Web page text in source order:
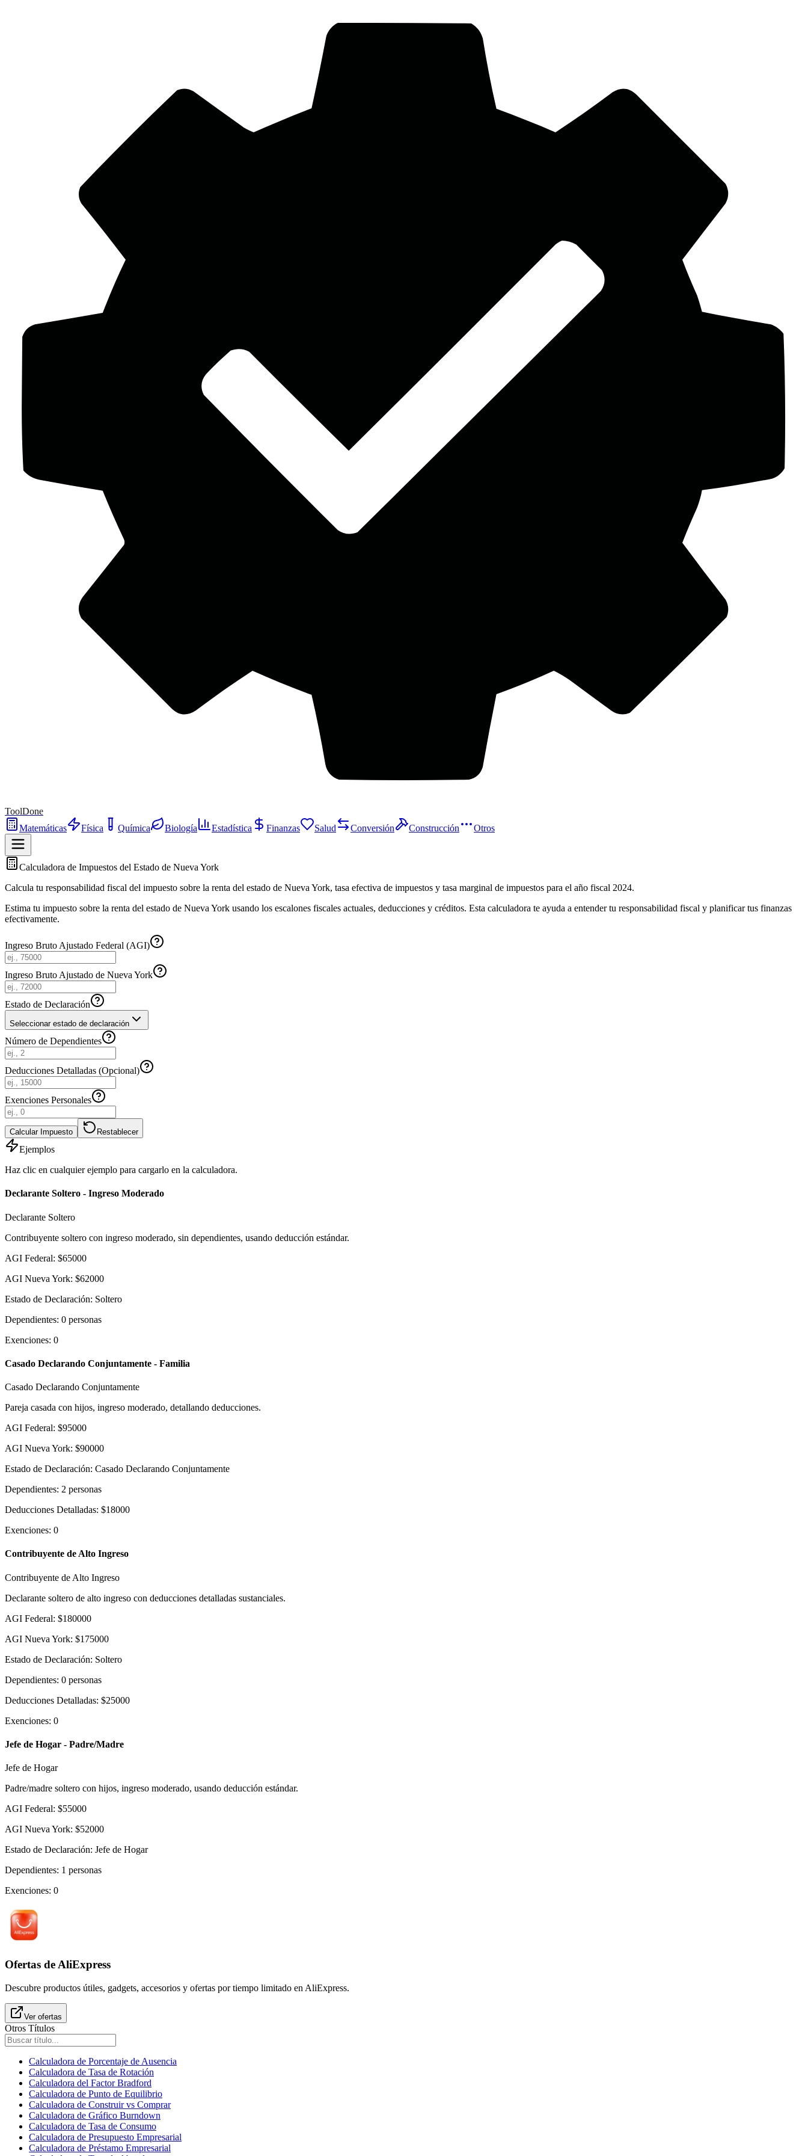
ToolDone
Matemáticas
Física Química Biología Estadística Finanzas Salud Conversión Construcción Otros
Calculadora de Impuestos del Estado de Nueva York
Calcula tu responsabilidad fiscal del impuesto sobre la renta del estado de Nueva York, tasa efectiva de impuestos y tasa marginal de impuestos para el año fiscal 2024.
Estima tu impuesto sobre la renta del estado de Nueva York usando los escalones fiscales actuales, deducciones y créditos. Esta calculadora te ayuda a entender tu responsabilidad fiscal y planificar tus finanzas
efectivamente.
Ingreso Bruto Ajustado Federal (AGI)
Ingreso Bruto Ajustado de Nueva York
Estado de Declaración
Seleccionar estado de declaración
Número de Dependientes
Deducciones Detalladas (Opcional)
Exenciones Personales
Calcular Impuesto Restablecer
Ejemplos
Haz clic en cualquier ejemplo para cargarlo en la calculadora.
Declarante Soltero - Ingreso Moderado
Declarante Soltero
Contribuyente soltero con ingreso moderado, sin dependientes, usando deducción estándar.
AGI Federal: $65000
AGI Nueva York: $62000
Estado de Declaración: Soltero
Dependientes: 0 personas
Exenciones: 0
Casado Declarando Conjuntamente - Familia
Casado Declarando Conjuntamente
Pareja casada con hijos, ingreso moderado, detallando deducciones.
AGI Federal: $95000
AGI Nueva York: $90000
Estado de Declaración: Casado Declarando Conjuntamente
Dependientes: 2 personas
Deducciones Detalladas: $18000
Exenciones: 0
Contribuyente de Alto Ingreso
Contribuyente de Alto Ingreso
Declarante soltero de alto ingreso con deducciones detalladas sustanciales.
AGI Federal: $180000
AGI Nueva York: $175000
Estado de Declaración: Soltero
Dependientes: 0 personas
Deducciones Detalladas: $25000
Exenciones: 0
Jefe de Hogar - Padre/Madre
Jefe de Hogar
Padre/madre soltero con hijos, ingreso moderado, usando deducción estándar.
AGI Federal: $55000
AGI Nueva York: $52000
Estado de Declaración: Jefe de Hogar
Dependientes: 1 personas
Exenciones: 0
Ofertas de AliExpress
Descubre productos útiles, gadgets, accesorios y ofertas por tiempo limitado en AliExpress.
Ver ofertas
Otros Títulos
Calculadora de Porcentaje de Ausencia
Calculadora de Tasa de Rotación
Calculadora del Factor Bradford
Calculadora de Punto de Equilibrio
Calculadora de Construir vs Comprar
Calculadora de Gráfico Burndown
Calculadora de Tasa de Consumo
Calculadora de Presupuesto Empresarial
Calculadora de Préstamo Empresarial